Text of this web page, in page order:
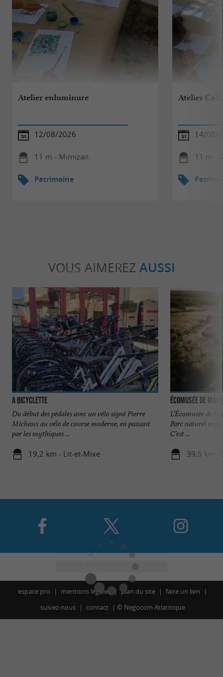
Atelier enluminure
12/08/2026
11 m - Mimizan
Patrimoine
Atelier
14/08/
11 m -
VOUS AIMEREZ AUSSI
A Bicyclette
Du début des pédales avec un vélo signé Pierre
Michaux au vélo de course moderne, en passant
par les mythiques ...
19,2 km - Lit-et-Mixe
Écomusée de
L’Écomusée de
Parc naturel
C’est ...
39,5 km -
espace pro mentions légales plan du site
faire un lien
suivez-nous
contact © Negocom Atlantique